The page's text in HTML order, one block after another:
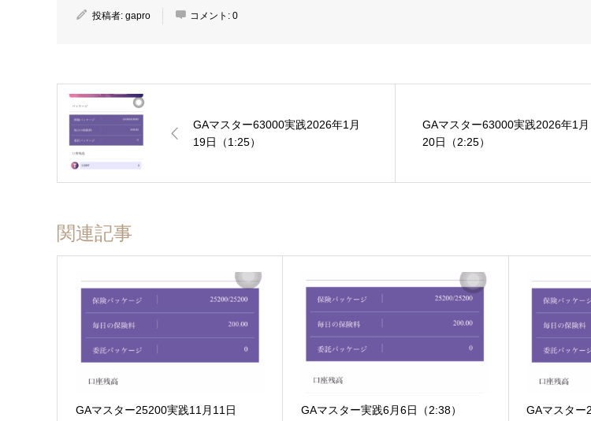
投稿者: gapro コメント: 0
GAマスター63000実践2026年1月
19日（1:25）
GAマスター63000実践2026年1月
20日（2:25）
関連記事
GAマスター25200実践11月11日
GAマスター実践6月6日（2:38）
GAマスター